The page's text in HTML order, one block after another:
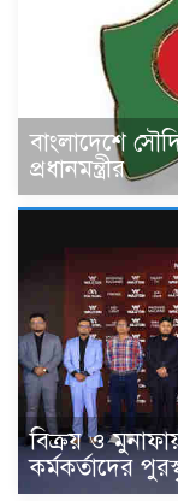
বাংলাদেশে
প্রধানমন্ত্রীর
বিক্রয় ও
কর্মকর্তাদের